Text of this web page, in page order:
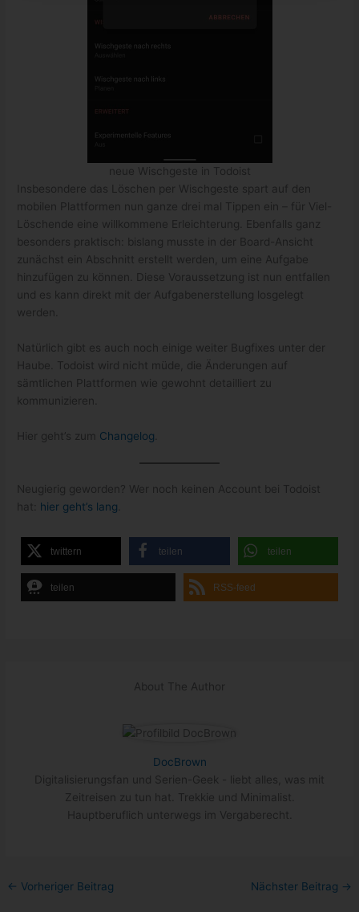
neue Wischgeste in Todoist
Insbesondere das Löschen per Wischgeste spart auf den
mobilen Plattformen nun ganze drei mal Tippen ein – für Viel-
Löschende eine willkommene Erleichterung. Ebenfalls ganz
besonders praktisch: bislang musste in der Board-Ansicht
zunächst ein Abschnitt erstellt werden, um eine Aufgabe
hinzufügen zu können. Diese Voraussetzung ist nun entfallen
und es kann direkt mit der Aufgabenerstellung losgelegt
werden.
Natürlich gibt es auch noch einige weiter Bugfixes unter der
Haube. Todoist wird nicht müde, die Änderungen auf
sämtlichen Plattformen wie gewohnt detailliert zu
kommunizieren.
Hier geht’s zum Changelog
Neugierig geworden? Wer noch keinen Account bei Todoist
hat: hier geht’s lang
twittern teilen teilen
teilen RSS-feed
About The Author
DocBrown
Digitalisierungsfan und Serien-Geek - liebt alles, was mit
Zeitreisen zu tun hat. Trekkie und Minimalist.
Hauptberuflich unterwegs im Vergaberecht.
← Vorheriger Beitrag Nächster Beitrag →